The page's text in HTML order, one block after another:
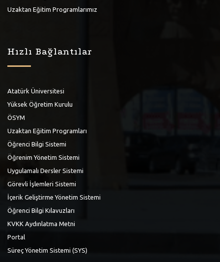
Uzaktan Eğitim Programlarımız
Hızlı Bağlantılar
Atatürk Üniversitesi
Yüksek Öğretim Kurulu
ÖSYM
Uzaktan Eğitim Programları
Öğrenci Bilgi Sistemi
Öğrenim Yönetim Sistemi
Uygulamalı Dersler Sistemi
Görevli İşlemleri Sistemi
İçerik Geliştirme Yönetim Sistemi
Öğrenci Bilgi Kılavuzları
KVKK Aydınlatma Metni
Portal
Süreç Yönetim Sistemi (SYS)